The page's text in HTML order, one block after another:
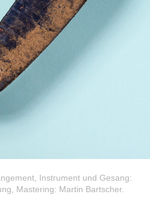
Instrument und Gesang:
Mastering: Martin Bartscher.